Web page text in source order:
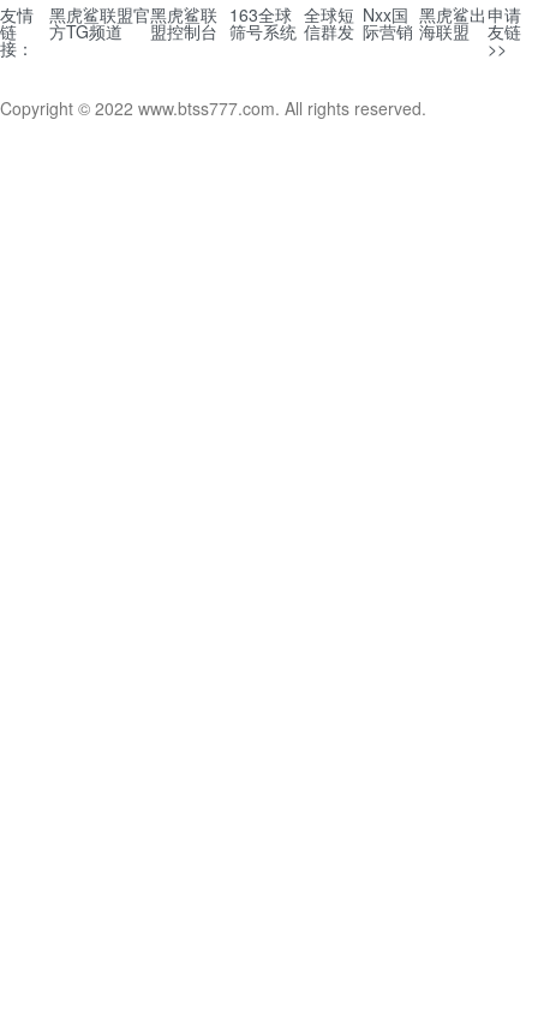
友情
链
接：
黑虎鲨联盟官
方TG频道
黑虎鲨联
盟控制台
163全球
筛号系统
全球短
信群发
Nxx国
际营销
黑虎鲨出
海联盟
申请
友链
>>
Copyright © 2022 www.btss777.com. All rights reserved.